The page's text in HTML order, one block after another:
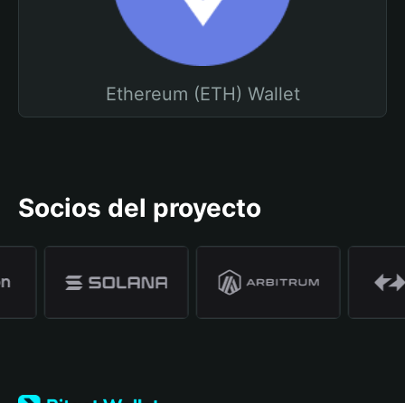
Ethereum (ETH) Wallet
Socios del proyecto